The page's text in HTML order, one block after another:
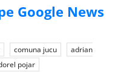
Google News
comuna jucu
adrian
pojar